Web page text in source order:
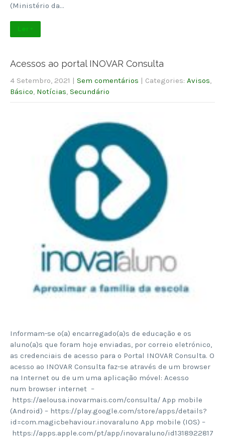
(Ministério da…
Ler +
Acessos ao portal INOVAR Consulta
4 Setembro, 2021 | Sem comentários | Categories: Avisos
Básico Notícias Secundário
Informam-se o(a) encarregado(a)s de educação e os
aluno(a)s que foram hoje enviadas, por correio eletrónico,
as credenciais de acesso para o Portal INOVAR Consulta. O
acesso ao INOVAR Consulta faz-se através de um browser
na Internet ou de um uma aplicação móvel: Acesso
num browser internet –
https://aelousa.inovarmais.com/consulta/ App mobile
(Android) – https://play.google.com/store/apps/details?
id=com.magicbehaviour.inovaraluno App mobile (IOS) –
https://apps.apple.com/pt/app/inovaraluno/id1318922817